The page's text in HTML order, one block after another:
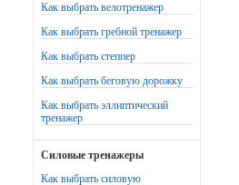
Как выбрать велотренажер
Как выбрать гребной тренажер
Как выбрать степпер
Как выбрать беговую дорожку
Как выбрать эллиптический
тренажер
Силовые тренажеры
Как выбрать силовую